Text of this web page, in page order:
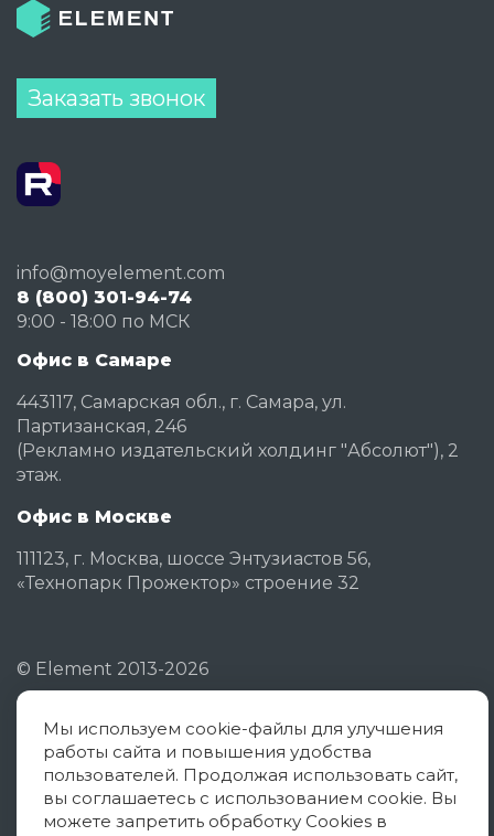
Заказать звонок
info@moyelement.com
8 (800) 301-94-74
9:00 - 18:00 по МСК
Офис в Самаре
443117, Самарская обл., г. Самара, ул.
Партизанская, 246
(Рекламно издательский холдинг "Абсолют"), 2
этаж.
Офис в Москве
111123, г. Москва, шоссе Энтузиастов 56,
«Технопарк Прожектор» строение 32
© Element 2013-2026
Политика конфиденциальности
Согласие на обработку ПД
Политика использования cookies
Мы используем cookie-файлы для улучшения
работы сайта и повышения удобства
пользователей. Продолжая использовать сайт,
вы соглашаетесь с использованием cookie. Вы
можете запретить обработку Cookies в